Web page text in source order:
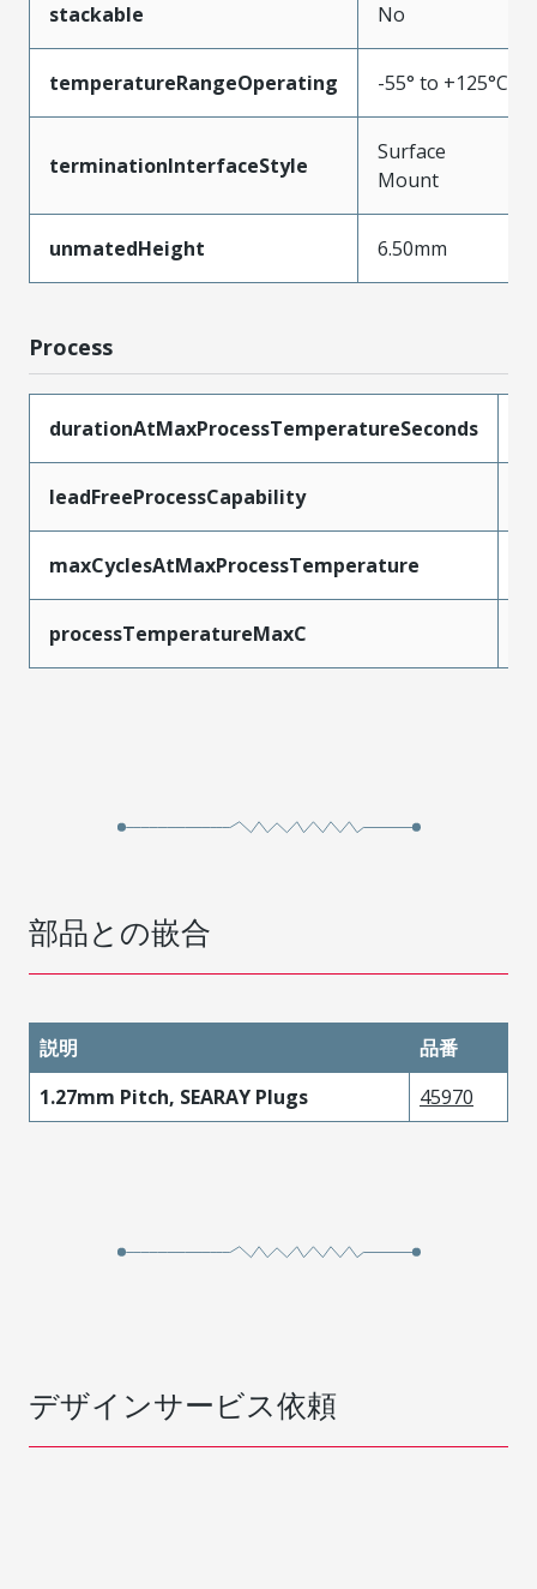
stackable No
temperatureRangeOperating -55° to +125°C
terminationInterfaceStyle
Surface
Mount
unmatedHeight 6.50mm
Process
durationAtMaxProcessTemperatureSeconds
leadFreeProcessCapability
maxCyclesAtMaxProcessTemperature
processTemperatureMaxC
部品との嵌合
説明
品番
1.27mm Pitch, SEARAY Plugs
45970
デザインサービス依頼